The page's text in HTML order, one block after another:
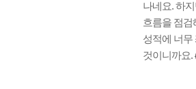
나네요. 하
흐름을 점검
성적에 너무
것이니까요.